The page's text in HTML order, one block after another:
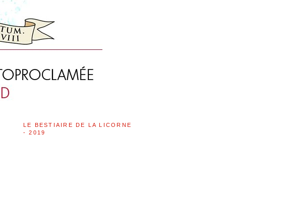
LE BESTIAIRE DE LA LICORNE
- 2019